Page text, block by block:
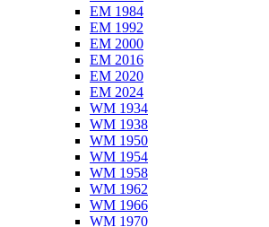
EM 1984
EM 1992
EM 2000
EM 2016
EM 2020
EM 2024
WM 1934
WM 1938
WM 1950
WM 1954
WM 1958
WM 1962
WM 1966
WM 1970